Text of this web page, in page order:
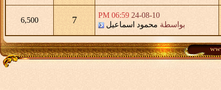
24-08-10
06:59 PM
بواسطة محمود اسماعيل 7
6,500